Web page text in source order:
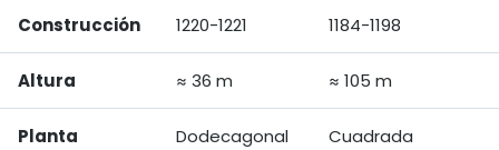
Construcción 1220-1221 1184-1198
Altura ≈ 36 m ≈ 105 m
Planta Dodecagonal Cuadrada